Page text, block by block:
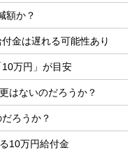
額か？
金は遅れる可能性あり
万円」が目安
はないのだろうか？
ろうか？
10万円給付金